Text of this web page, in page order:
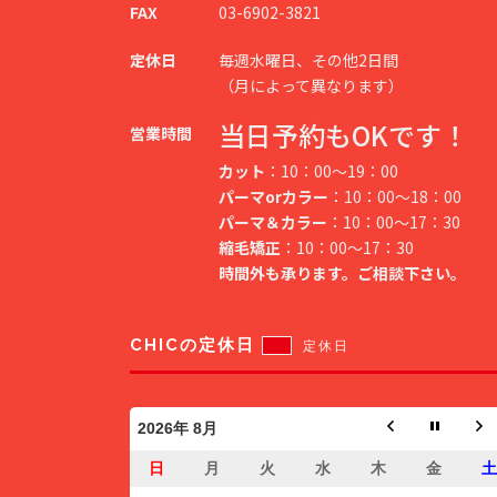
FAX 03-6902-3821
定休日
毎週水曜日、その他2日間
（月によって異なります）
営業時間 当日予約もOKです！
カット ：10：00～19：00
パーマorカラー ：10：00～18：00
パーマ＆カラー ：10：00～17：30
縮毛矯正 ：10：00～17：30
時間外も承ります。ご相談下さい。
CHICの定休日 定休日
2026年 8月
日 月 火 水 木 金